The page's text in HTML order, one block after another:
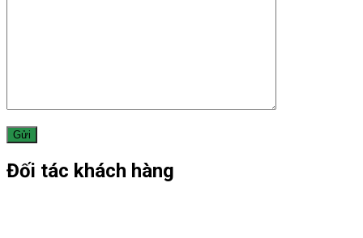
Đối tác khách hàng